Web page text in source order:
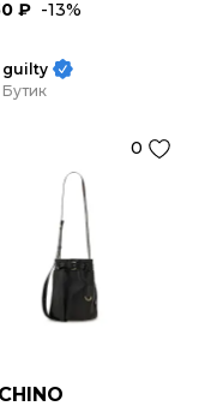
₽ -13%
guilty
Бутик
0